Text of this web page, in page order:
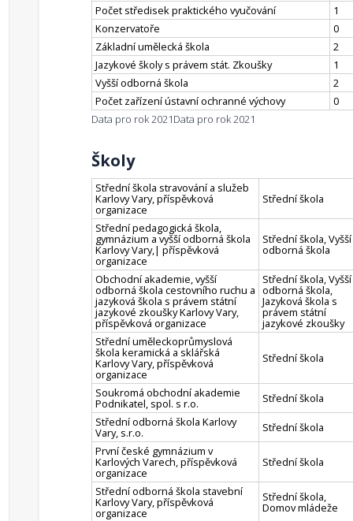
Počet středisek praktického vyučování
1
Konzervatoře
0
Základní umělecká škola
2
Jazykové školy s právem stát. Zkoušky
1
Vyšší odborná škola
2
Počet zařízení ústavní ochranné výchovy
0
Data pro rok 2021Data pro rok 2021
Školy
Střední škola stravování a služeb
Karlovy Vary, příspěvková
organizace
Střední škola
Střední pedagogická škola,
gymnázium a vyšší odborná škola
Karlovy Vary,| příspěvková
organizace
Střední škola, Vyšší
odborná škola
Obchodní akademie, vyšší
odborná škola cestovního ruchu a
jazyková škola s právem státní
jazykové zkoušky Karlovy Vary,
příspěvková organizace
Střední škola, Vyšší
odborná škola,
Jazyková škola s
právem státní
jazykové zkoušky
Střední uměleckoprůmyslová
škola keramická a sklářská
Karlovy Vary, příspěvková
organizace
Střední škola
Soukromá obchodní akademie
Podnikatel, spol. s r.o.
Střední škola
Střední odborná škola Karlovy
Vary, s.r.o.
Střední škola
První české gymnázium v
Karlových Varech, příspěvková
organizace
Střední škola
Střední odborná škola stavební
Karlovy Vary, příspěvková
organizace
Střední škola,
Domov mládeže